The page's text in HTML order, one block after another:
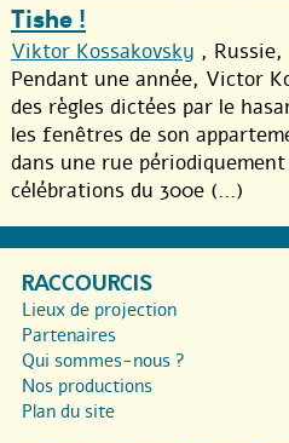
Tishe !
Viktor Kossakovsky , Russie,
Pendant une année, Victor
des règles dictées par le
les fenêtres de son
dans une rue
célébrations du 300e (...)
RACCOURCIS
Lieux de projection
Partenaires
Qui sommes-nous ?
Nos productions
Plan du site